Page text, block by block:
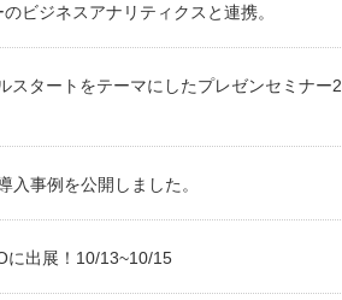
ビジネスアナリティクスと連携。
スタートをテーマにしたプレゼンセミナー2
事例を公開しました。
に出展！10/13~10/15